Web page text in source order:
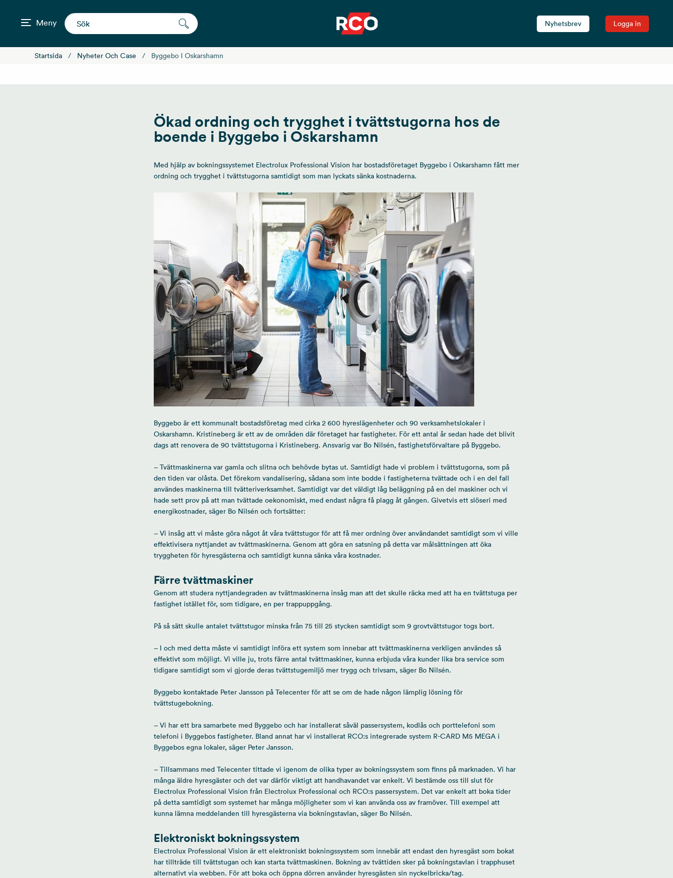
Meny Nyhetsbrev Logga in
Startsida Nyheter Och Case Byggebo I Oskarshamn
Ökad ordning och trygghet i tvättstugorna hos de
boende i Byggebo i Oskarshamn
Med hjälp av bokningssystemet Electrolux Professional Vision har bostadsföretaget Byggebo i Oskarshamn fått mer
ordning och trygghet i tvättstugorna samtidigt som man lyckats sänka kostnaderna.
Byggebo är ett kommunalt bostadsföretag med cirka 2 600 hyreslägenheter och 90 verksamhetslokaler i
Oskarshamn. Kristineberg är ett av de områden där företaget har fastigheter. För ett antal år sedan hade det blivit
dags att renovera de 90 tvättstugorna i Kristineberg. Ansvarig var Bo Nilsén, fastighetsförvaltare på Byggebo.
– Tvättmaskinerna var gamla och slitna och behövde bytas ut. Samtidigt hade vi problem i tvättstugorna, som på
den tiden var olåsta. Det förekom vandalisering, sådana som inte bodde i fastigheterna tvättade och i en del fall
användes maskinerna till tvätteriverksamhet. Samtidigt var det väldigt låg beläggning på en del maskiner och vi
hade sett prov på att man tvättade oekonomiskt, med endast några få plagg åt gången. Givetvis ett slöseri med
energikostnader, säger Bo Nilsén och fortsätter:
– Vi insåg att vi måste göra något åt våra tvättstugor för att få mer ordning över användandet samtidigt som vi ville
effektivisera nyttjandet av tvättmaskinerna. Genom att göra en satsning på detta var målsättningen att öka
tryggheten för hyresgästerna och samtidigt kunna sänka våra kostnader.
Färre tvättmaskiner
Genom att studera nyttjandegraden av tvättmaskinerna insåg man att det skulle räcka med att ha en tvättstuga per
fastighet istället för, som tidigare, en per trappuppgång.
På så sätt skulle antalet tvättstugor minska från 75 till 25 stycken samtidigt som 9 grovtvättstugor togs bort.
– I och med detta måste vi samtidigt införa ett system som innebar att tvättmaskinerna verkligen användes så
effektivt som möjligt. Vi ville ju, trots färre antal tvättmaskiner, kunna erbjuda våra kunder lika bra service som
tidigare samtidigt som vi gjorde deras tvättstugemiljö mer trygg och trivsam, säger Bo Nilsén.
Byggebo kontaktade Peter Jansson på Telecenter för att se om de hade någon lämplig lösning för
tvättstugebokning.
– Vi har ett bra samarbete med Byggebo och har installerat såväl passersystem, kodlås och porttelefoni som
telefoni i Byggebos fastigheter. Bland annat har vi installerat RCO:s integrerade system R-CARD M5 MEGA i
Byggebos egna lokaler, säger Peter Jansson.
– Tillsammans med Telecenter tittade vi igenom de olika typer av bokningssystem som finns på marknaden. Vi har
många äldre hyresgäster och det var därför viktigt att handhavandet var enkelt. Vi bestämde oss till slut för
Electrolux Professional Vision från Electrolux Professional och RCO:s passersystem. Det var enkelt att boka tider
på detta samtidigt som systemet har många möjligheter som vi kan använda oss av framöver. Till exempel att
kunna lämna meddelanden till hyresgästerna via bokningstavlan, säger Bo Nilsén.
Elektroniskt bokningssystem
Electrolux Professional Vision är ett elektroniskt bokningssystem som innebär att endast den hyresgäst som bokat
har tillträde till tvättstugan och kan starta tvättmaskinen. Bokning av tvättiden sker på bokningstavlan i trapphuset
alternativt via webben. För att boka och öppna dörren använder hyresgästen sin nyckelbricka/tag.